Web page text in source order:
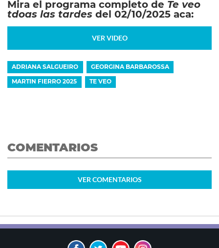
Mira el programa completo de Te veo
tdoas las tardes del 02/10/2025 aca:
VER VIDEO
ADRIANA SALGUEIRO GEORGINA BARBAROSSA
MARTIN FIERRO 2025 TE VEO
COMENTARIOS
VER COMENTARIOS